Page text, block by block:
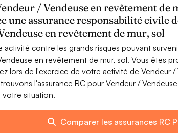
/ Vendeuse en revêtement de
une assurance responsabilité civile
en revêtement de mur, sol
activité contre les grands risques pouvant
en revêtement de mur, sol. Vous êtes
lors de l'exercice de votre activité de Vendeur
l'assurance RC pour Vendeur /
votre situation.
Comparer les assurances RC